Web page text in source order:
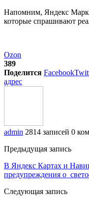
Напомним, Яндекс
которые спрашивают
Ozon
389
Поделится Facebook
адрес
admin 2814 записей 0
Предыдущая запись
В Яндекс Картах и
предупреждения о
Следующая запись